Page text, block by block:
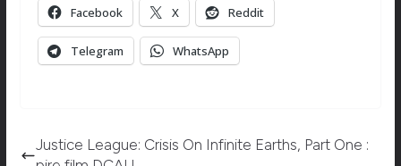
Facebook X Reddit
Telegram WhatsApp
Justice League: Crisis On Infinite Earths, Part One :